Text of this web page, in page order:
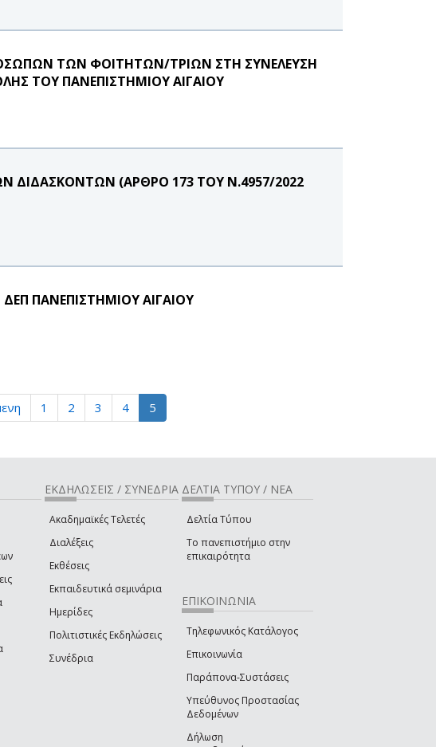
ΤΩΝ ΦΟΙΤΗΤΩΝ/ΤΡΙΩΝ ΣΤΗ ΣΥΝΕΛΕΥΣΗ
ΤΟΥ ΠΑΝΕΠΙΣΤΗΜΙΟΥ ΑΙΓΑΙΟΥ
ΔΙΔΑΣΚΟΝΤΩΝ (ΑΡΘΡΟ 173 ΤΟΥ Ν.4957/2022
ΠΑΝΕΠΙΣΤΗΜΙΟΥ ΑΙΓΑΙΟΥ
1 2 3 4 5
ΕΚΔΗΛΩΣΕΙΣ / ΣΥΝΕΔΡΙΑ
Ακαδημαϊκές Τελετές
Διαλέξεις
Εκθέσεις
Εκπαιδευτικά σεμινάρια
Ημερίδες
Πολιτιστικές Εκδηλώσεις
Συνέδρια
ΔΕΛΤΙΑ ΤΥΠΟΥ / ΝΕΑ
Δελτία Τύπου
Το πανεπιστήμιο στην
επικαιρότητα
ΕΠΙΚΟΙΝΩΝΙΑ
Τηλεφωνικός Κατάλογος
Επικοινωνία
Παράπονα-Συστάσεις
Υπεύθυνος Προστασίας
Δεδομένων
Δήλωση